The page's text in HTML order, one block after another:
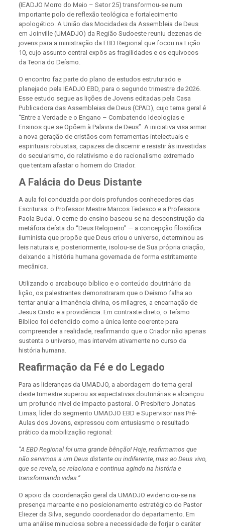
(IEADJO Morro do Meio – Setor 25) transformou-se num
importante polo de reflexão teológica e fortalecimento
apologético. A União das Mocidades da Assembleia de Deus
em Joinville (UMADJO) da Região Sudoeste reuniu dezenas de
jovens para a ministração da EBD Regional que focou na Lição
10, cujo assunto central expôs as fragilidades e os equívocos
da Teoria do Deísmo.​
O encontro faz parte do plano de estudos estruturado e
planejado pela IEADJO EBD, para o segundo trimestre de 2026.
Esse estudo segue as lições de Jovens editadas pela Casa
Publicadora das Assembleias de Deus (CPAD), cujo tema geral é
“Entre a Verdade e o Engano – Combatendo Ideologias e
Ensinos que se Opõem à Palavra de Deus”. A iniciativa visa armar
a nova geração de cristãos com ferramentas intelectuais e
espirituais robustas, capazes de discernir e resistir às investidas
do secularismo, do relativismo e do racionalismo extremado
que tentam afastar o homem do Criador.
​A Falácia do Deus Distante
​A aula foi conduzida por dois profundos conhecedores das
Escrituras: o Professor Mestre Marcos Tedesco e a Professora
Paola Budal. O cerne do ensino baseou-se na desconstrução da
metáfora deísta do “Deus Relojoeiro” — a concepção filosófica
iluminista que propõe que Deus criou o universo, determinou as
leis naturais e, posteriormente, isolou-se de Sua própria criação,
deixando a história humana governada de forma estritamente
mecânica.​
Utilizando o arcabouço bíblico e o conteúdo doutrinário da
lição, os palestrantes demonstraram que o Deísmo falha ao
tentar anular a imanência divina, os milagres, a encarnação de
Jesus Cristo e a providência. Em contraste direto, o Teísmo
Bíblico foi defendido como a única lente coerente para
compreender a realidade, reafirmando que o Criador não apenas
sustenta o universo, mas intervém ativamente no curso da
história humana.
​Reafirmação da Fé e do Legado​
Para as lideranças da UMADJO, a abordagem do tema geral
deste trimestre superou as expectativas doutrinárias e alcançou
um profundo nível de impacto pastoral. O Presbítero Jonatas
Limas, líder do segmento UMADJO EBD e Supervisor nas Pré-
Aulas dos Jovens, expressou com entusiasmo o resultado
prático da mobilização regional:
​”A EBD Regional foi uma grande bênção! Hoje, reafirmamos que
não servimos a um Deus distante ou indiferente, mas ao Deus vivo,
que se revela, se relaciona e continua agindo na história e
transformando vidas.”​
O apoio da coordenação geral da UMADJO evidenciou-se na
presença marcante e no posicionamento estratégico do Pastor
Eliezer da Silva, segundo coordenador do departamento. Em
uma análise minuciosa sobre a necessidade de forjar o caráter